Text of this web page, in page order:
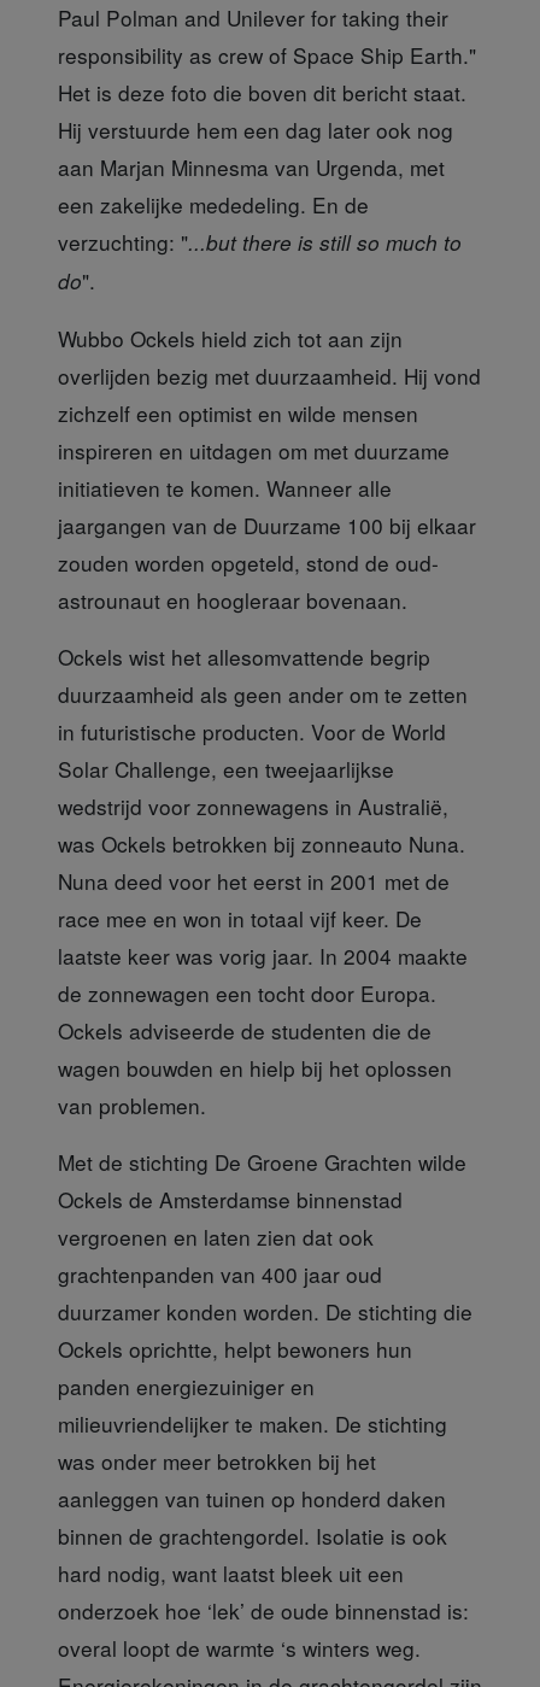
Paul Polman and Unilever for taking their
responsibility as crew of Space Ship Earth."
Het is deze foto die boven dit bericht staat.
Hij verstuurde hem een dag later ook nog
aan Marjan Minnesma van Urgenda, met
een zakelijke mededeling. En de
verzuchting: "...but there is still so much to
do".
Wubbo Ockels hield zich tot aan zijn
overlijden bezig met duurzaamheid. Hij vond
zichzelf een optimist en wilde mensen
inspireren en uitdagen om met duurzame
initiatieven te komen. Wanneer alle
jaargangen van de Duurzame 100 bij elkaar
zouden worden opgeteld, stond de oud-
astrounaut en hoogleraar bovenaan.
Ockels wist het allesomvattende begrip
duurzaamheid als geen ander om te zetten
in futuristische producten. Voor de World
Solar Challenge, een tweejaarlijkse
wedstrijd voor zonnewagens in Australië,
was Ockels betrokken bij zonneauto Nuna.
Nuna deed voor het eerst in 2001 met de
race mee en won in totaal vijf keer. De
laatste keer was vorig jaar. In 2004 maakte
de zonnewagen een tocht door Europa.
Ockels adviseerde de studenten die de
wagen bouwden en hielp bij het oplossen
van problemen.
Met de stichting De Groene Grachten wilde
Ockels de Amsterdamse binnenstad
vergroenen en laten zien dat ook
grachtenpanden van 400 jaar oud
duurzamer konden worden. De stichting die
Ockels oprichtte, helpt bewoners hun
panden energiezuiniger en
milieuvriendelijker te maken. De stichting
was onder meer betrokken bij het
aanleggen van tuinen op honderd daken
binnen de grachtengordel. Isolatie is ook
hard nodig, want laatst bleek uit een
onderzoek hoe ‘lek’ de oude binnenstad is:
overal loopt de warmte ‘s winters weg.